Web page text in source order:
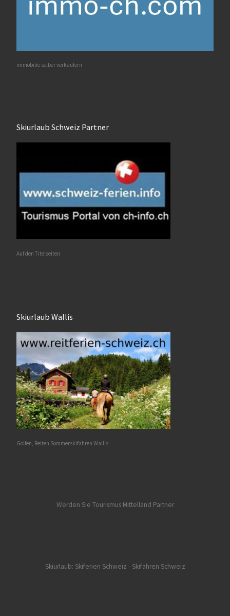
immobilie selber verkaufern
Skiurlaub Schweiz Partner
Auf den Titelseiten
Skiurlaub Wallis
Golfen, Reiten Sommerskifahren Wallis
Werden Sie Tourismus Mittelland Partner
Skiurlaub: Skiferien Schweiz - Skifahren Schweiz